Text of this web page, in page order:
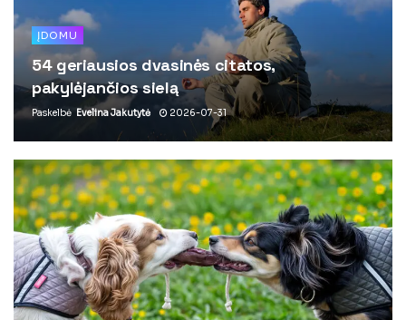
ĮDOMU
54 geriausios dvasinės citatos,
pakylėjančios sielą
Paskelbė Evelina Jakutytė 2026-07-31